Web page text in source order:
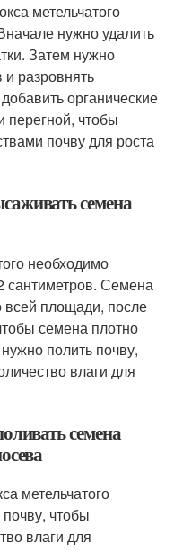
метельчатого
нужно удалить
Затем нужно
и разровнять
органические
перегной, чтобы
почву для роста
семена
необходимо
сантиметров. Семена
площади, после
семена плотно
полить почву,
влаги для
семена
метельчатого
чтобы
влаги для